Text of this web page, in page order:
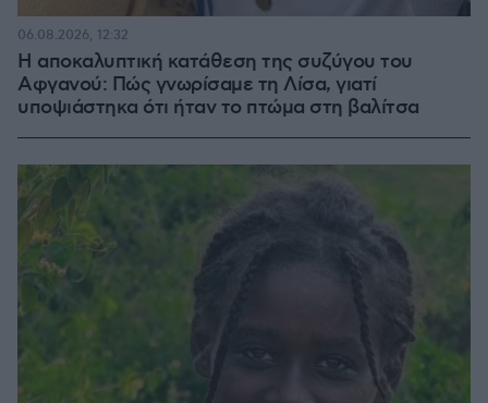
Η αποκαλυπτική κατάθεση της συζύγου του
Αφγανού: Πώς γνωρίσαμε τη Λίσα, γιατί
υποψιάστηκα ότι ήταν το πτώμα στη βαλίτσα
06.08.2026, 12:32